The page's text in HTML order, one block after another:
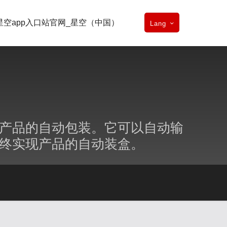
空app入口站官网_星空（中国） Lang
品的自动包装。它可以自动输
实现产品的自动装盒。